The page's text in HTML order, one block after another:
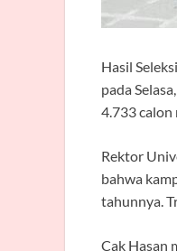
Hasil
pada
4.733 calon
Rektor
bahwa
tahunnya.
Cak Hasan